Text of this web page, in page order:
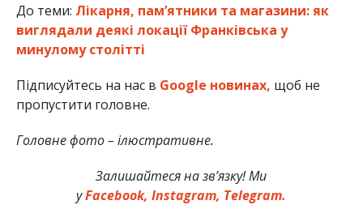
До теми: Лікарня, памʼятники та магазини: як
виглядали деякі локації Франківська у
минулому столітті
Підписуйтесь на нас в Google новинах, щоб не
пропустити головне.
Головне фото – ілюстративне.
Залишайтеся на зв’язку! Ми
уFacebook, Instagram, Telegram.